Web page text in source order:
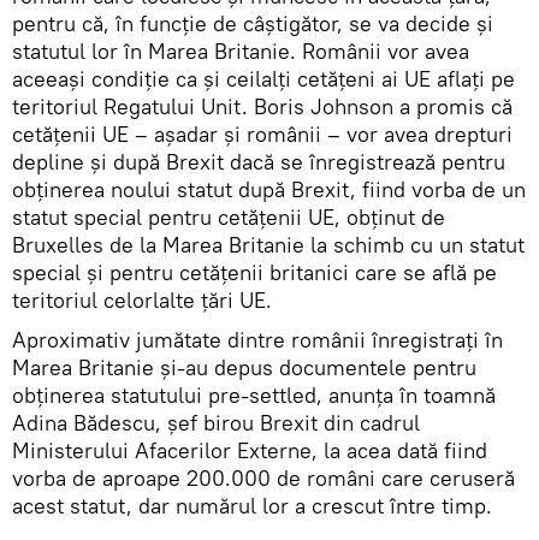
pentru că, în funcție de câștigător, se va decide și
statutul lor în Marea Britanie. Românii vor avea
aceeași condiție ca și ceilalți cetățeni ai UE aflați pe
teritoriul Regatului Unit. Boris Johnson a promis că
cetățenii UE – așadar și românii – vor avea drepturi
depline și după Brexit dacă se înregistrează pentru
obţinerea noului statut după Brexit, fiind vorba de un
statut special pentru cetățenii UE, obținut de
Bruxelles de la Marea Britanie la schimb cu un statut
special și pentru cetățenii britanici care se află pe
teritoriul celorlalte țări UE.
Aproximativ jumătate dintre românii înregistraţi în
Marea Britanie şi-au depus documentele pentru
obţinerea statutului pre-settled, anunța în toamnă
Adina Bădescu, şef birou Brexit din cadrul
Ministerului Afacerilor Externe, la acea dată fiind
vorba de aproape 200.000 de români care ceruseră
acest statut, dar numărul lor a crescut între timp.